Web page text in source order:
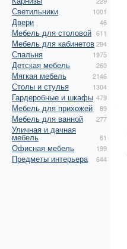
Светильники 1001
Двери 46
Мебель для столовой 611
Мебель для кабинетов294
Спальня 1975
Детская мебель 260
Мягкая мебель 2146
Столы и стулья 1304
Гардеробные и шкафы 479
Мебель для прихожей 89
Мебель для ванной 277
Уличная и дачная
мебель 61
Офисная мебель 199
Предметы интерьера 644